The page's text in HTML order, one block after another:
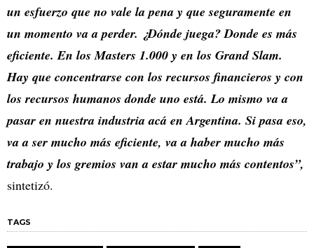
un esfuerzo que no vale la pena y que seguramente en
un momento va a perder. ¿Dónde juega? Donde es más
eficiente. En los Masters 1.000 y en los Grand Slam.
Hay que concentrarse con los recursos financieros y con
los recursos humanos donde uno está. Lo mismo va a
pasar en nuestra industria acá en Argentina. Si pasa eso,
va a ser mucho más eficiente, va a haber mucho más
trabajo y los gremios van a estar mucho más contentos”,
sintetizó.
TAGS